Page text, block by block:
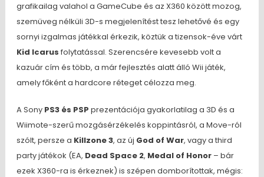
grafikailag valahol a GameCube és az X360 között mozog,
szemüveg nélküli 3D-s megjelenítést tesz lehetővé és egy
sornyi izgalmas játékkal érkezik, köztük a tizensok-éve várt
Kid Icarus folytatással. Szerencsére kevesebb volt a
kazuár cím és több, a már fejlesztés alatt álló Wii játék,
amely főként a hardcore réteget célozza meg.
A Sony PS3 és PSP prezentációja gyakorlatilag a 3D és a
Wiimote-szerű mozgásérzékelés koppintásról, a Move-ról
szólt, persze a Killzone 3, az új God of War, vagy a third
party játékok (EA, Dead Space 2, Medal of Honor– bár
ezek X360-ra is érkeznek) is szépen domborítottak, mégis: